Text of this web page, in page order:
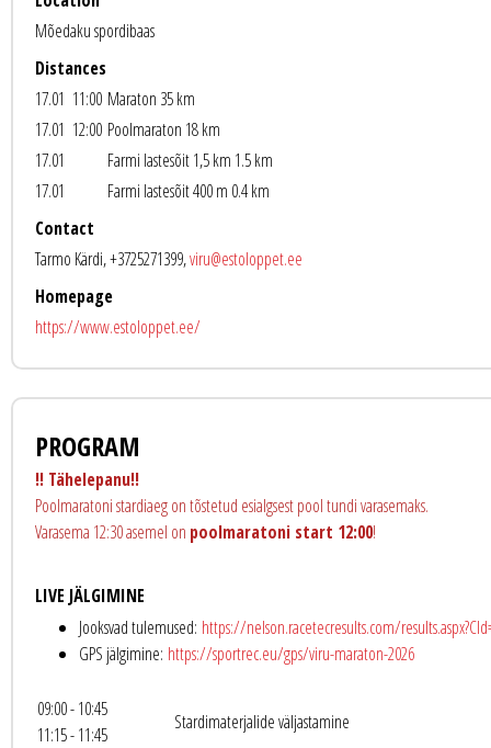
Mõedaku spordibaas
Distances
17.01 11:00 Maraton 35 km
17.01 12:00 Poolmaraton 18 km
17.01
Farmi lastesõit 1,5 km 1.5 km
17.01
Farmi lastesõit 400 m 0.4 km
Contact
Tarmo Kärdi, +3725271399,viru@estoloppet.ee
Homepage
https://www.estoloppet.ee/
PROGRAM
!! Tähelepanu!!
Poolmaratoni stardiaeg on tõstetud esialgsest pool tundi varasemaks.
Varasema 12:30 asemel on poolmaratoni start 12:00!
LIVE JÄLGIMINE
Jooksvad tulemused: https://nelson.racetecresults.com/
GPS jälgimine: https://sportrec.eu/gps/viru-maraton-2026
09:00 - 10:45
11:15 - 11:45
Stardimaterjalide väljastamine